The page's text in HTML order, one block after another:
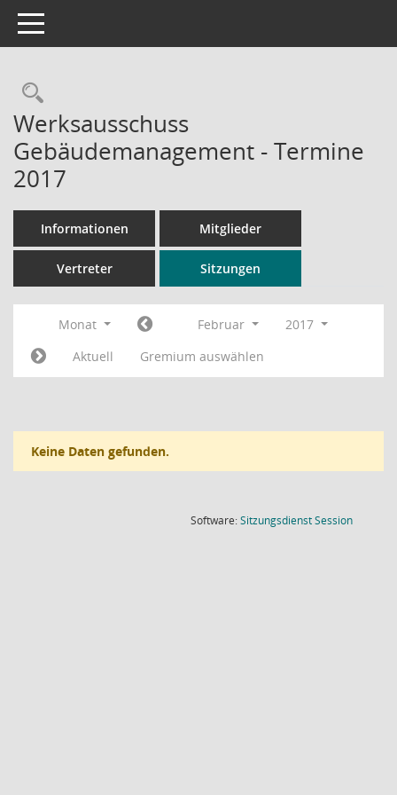
Toggle navigation
Rechercheauswahl
Werksausschuss
Gebäudemanagement - Termine
2017
Informationen Mitglieder
Vertreter Sitzungen
Monat Februar
2017
Aktuell
Gremium auswählen
Keine Daten gefunden.
Software:SitzungsdienstSession(Wird in